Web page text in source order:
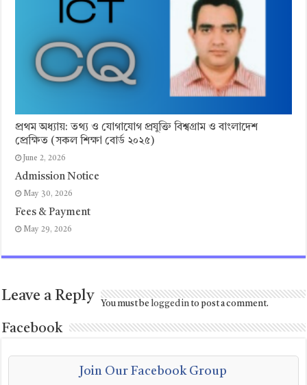
প্রথম অধ্যায়: তথ্য ও যোগাযোগ প্রযুক্তি বিশ্বগ্রাম ও বাংলাদেশ
প্রেক্ষিত (সকল শিক্ষা বোর্ড ২০২৫)
June 2, 2026
Admission Notice
May 30, 2026
Fees & Payment
May 29, 2026
Leave a Reply
You must belogged into post a comment.
Facebook
Join Our Facebook Group